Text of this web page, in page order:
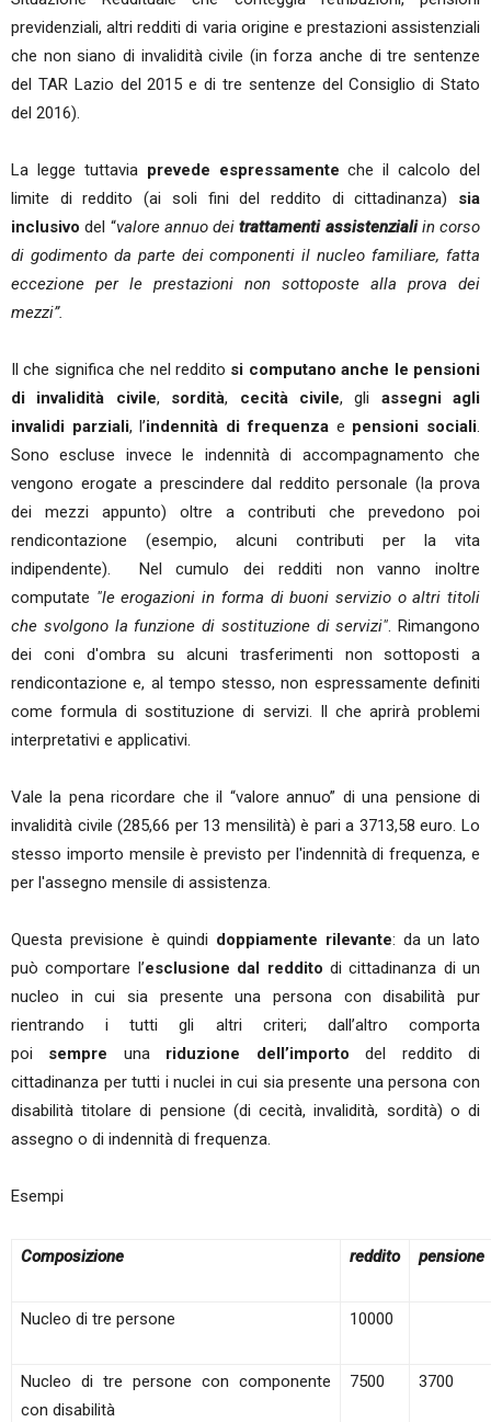
previdenziali, altri redditi di varia origine e prestazioni assistenziali
che non siano di invalidità civile (in forza anche di tre sentenze
del TAR Lazio del 2015 e di tre sentenze del Consiglio di Stato
del 2016).
La legge tuttavia prevede espressamenteche il calcolo del
limite di reddito (ai soli fini del reddito di cittadinanza) sia
inclusivo del “valore annuo deitrattamenti assistenzialiin corso
di godimento da parte dei componenti il nucleo familiare, fatta
eccezione per le prestazioni non sottoposte alla prova dei
mezzi”.
Il che significa che nel reddito si computano anche le pensioni
di invalidità civile, sordità, cecità civile, gli assegni agli
invalidi parziali, l’indennità di frequenzae pensioni sociali.
Sono escluse invece le indennità di accompagnamento che
vengono erogate a prescindere dal reddito personale (la prova
dei mezzi appunto) oltre a contributi che prevedono poi
rendicontazione (esempio, alcuni contributi per la vita
indipendente). Nel cumulo dei redditi non vanno inoltre
computate "le erogazioni in forma di buoni servizio o altri titoli
che svolgono la funzione di sostituzione di servizi". Rimangono
dei coni d'ombra su alcuni trasferimenti non sottoposti a
rendicontazione e, al tempo stesso, non espressamente definiti
come formula di sostituzione di servizi. Il che aprirà problemi
interpretativi e applicativi.
Vale la pena ricordare che il “valore annuo” di una pensione di
invalidità civile (285,66 per 13 mensilità) è pari a 3713,58 euro. Lo
stesso importo mensile è previsto per l'indennità di frequenza, e
per l'assegno mensile di assistenza.
Questa previsione è quindi doppiamente rilevante: da un lato
può comportare l’esclusione dal reddito di cittadinanza di un
nucleo in cui sia presente una persona con disabilità pur
rientrando i tutti gli altri criteri; dall’altro comporta
poi sempre una riduzione dell’importo del reddito di
cittadinanza per tutti i nuclei in cui sia presente una persona con
disabilità titolare di pensione (di cecità, invalidità, sordità) o di
assegno o di indennità di frequenza.
Esempi
Composizione reddito pensione
Nucleo di tre persone 10000
Nucleo di tre persone con componente
con disabilità
7500 3700